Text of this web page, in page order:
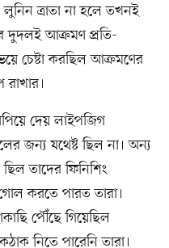
ত্রাতা না হলে তখনই
দুদলই আক্রমণ প্রতি-
চেষ্টা করছিল আক্রমণের
রাখার।
দেয় লাইপজিগ
জন্য যথেষ্ট ছিল না। অন্য
তাদের ফিনিশিং
করতে পারত তারা।
পৌঁছে গিয়েছিল
নিতে পারেনি তারা।